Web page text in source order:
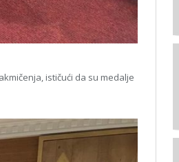
ističući da su medalje